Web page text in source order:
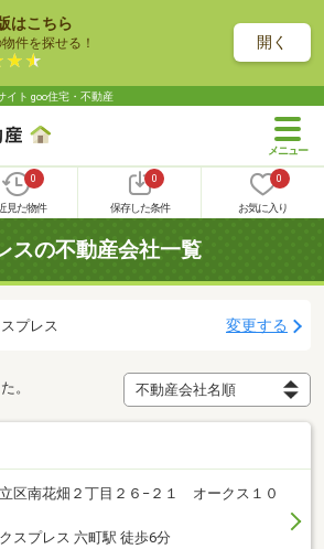
はこちら
件を探せる！ 開く
イト goo住宅・不動産
0
見た物件
0
保存した条件
0
お気に入り
スの不動産会社一覧
プレス 変更する
。
区南花畑２丁目２６−２１ オークス１０
スプレス 六町駅 徒歩6分